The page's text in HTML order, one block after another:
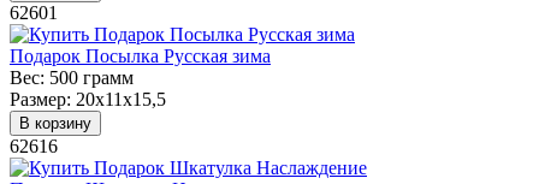
62601
Подарок Посылка Русская зима
Вес: 500 грамм
Размер: 20х11х15,5
В корзину
62616